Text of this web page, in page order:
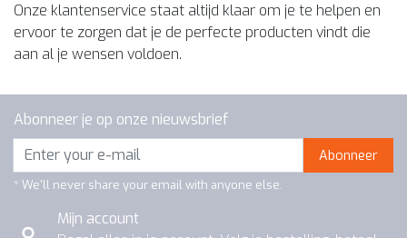
Onze klantenservice staat altijd klaar om je te helpen en
ervoor te zorgen dat je de perfecte producten vindt die
aan al je wensen voldoen.
Abonneer je op onze nieuwsbrief
Abonneer
* We'll never share your email with anyone else.
Mijn account